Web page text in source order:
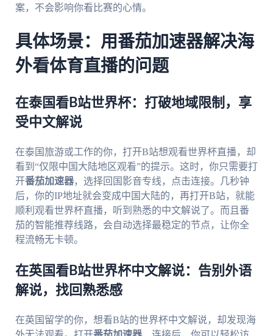
案，不会影响你看比赛的心情。
具体场景：用番茄加速器解决海
外看体育直播的问题
在泰国看B站世界杯：打破地域限制，享
受中文解说
在泰国旅游或工作的你，打开B站想观看世界杯直播，却
看到“仅限中国大陆地区观看”的提示。这时，你只需要打
开番茄加速器，选择回国影音专线，点击连接。几秒钟
后，你的IP地址就会变成中国大陆的，再打开B站，就能
顺利观看世界杯直播，听到熟悉的中文解说了。而且番
茄的智能推荐线路，会自动选择最稳定的节点，让你全
程流畅无卡顿。
在英国看B站世界杯中文解说：告别外语
解说，找回熟悉感
在英国留学的你，想看B站的世界杯中文解说，却发现海